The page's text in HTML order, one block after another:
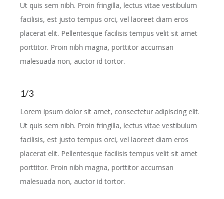
Ut quis sem nibh. Proin fringilla, lectus vitae vestibulum
facilisis, est justo tempus orci, vel laoreet diam eros
placerat elit. Pellentesque facilisis tempus velit sit amet
porttitor. Proin nibh magna, porttitor accumsan
malesuada non, auctor id tortor.
1/3
Lorem ipsum dolor sit amet, consectetur adipiscing elit.
Ut quis sem nibh. Proin fringilla, lectus vitae vestibulum
facilisis, est justo tempus orci, vel laoreet diam eros
placerat elit. Pellentesque facilisis tempus velit sit amet
porttitor. Proin nibh magna, porttitor accumsan
malesuada non, auctor id tortor.